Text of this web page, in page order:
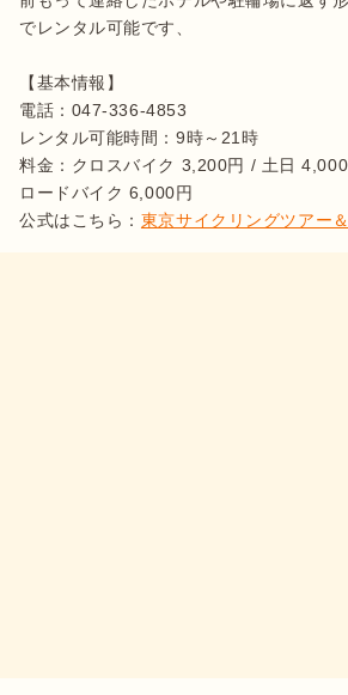
でレンタル可能です、
【基本情報】
電話：047-336-4853
レンタル可能時間：9時～21時
料金：クロスバイク 3,200円 / 土日 4,000
ロードバイク 6,000円
公式はこちら： 東京サイクリングツアー